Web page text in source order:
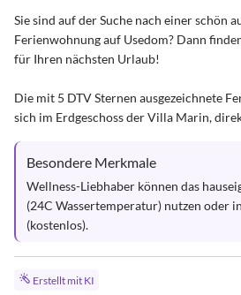
Sie sind auf der Suche nach einer schön
Ferienwohnung auf Usedom? Dann
für Ihren nächsten Urlaub!
Die mit 5 DTV Sternen ausgezeichnete
sich im Erdgeschoss der Villa Marin,
Besondere Merkmale
Wellness-Liebhaber können das
(24C Wassertemperatur) nutzen oder
(kostenlos).
Erstellt mit KI